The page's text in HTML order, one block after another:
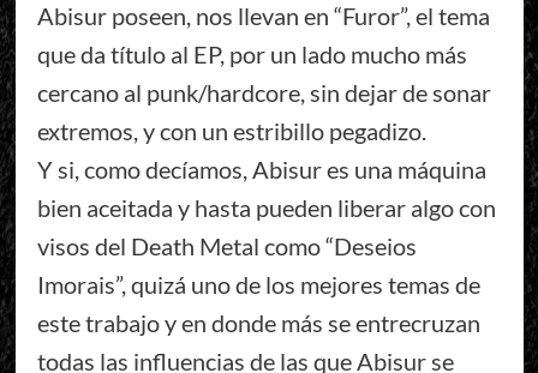
Abisur poseen, nos llevan en “Furor”, el tema
que da título al EP, por un lado mucho más
cercano al punk/hardcore, sin dejar de sonar
extremos, y con un estribillo pegadizo.
Y si, como decíamos, Abisur es una máquina
bien aceitada y hasta pueden liberar algo con
visos del Death Metal como “Deseios
Imorais”, quizá uno de los mejores temas de
este trabajo y en donde más se entrecruzan
todas las influencias de las que Abisur se